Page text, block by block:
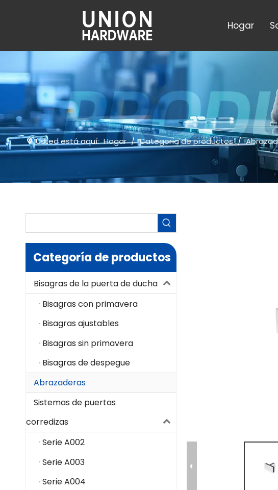
Hogar
Usted está aquí: Hogar / Categoría de productos /
Categoría de productos
Bisagras de la puerta de ducha
Bisagras con primavera
Bisagras ajustables
Bisagras sin primavera
Bisagras de despegue
Abrazaderas
Sistemas de puertas
corredizas
Serie A002
Serie A003
Serie A004